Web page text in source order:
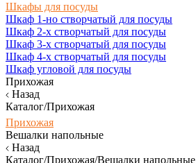
Шкафы для посуды
Шкаф 1-но створчатый для посуды
Шкаф 2-х створчатый для посуды
Шкаф 3-х створчатый для посуды
Шкаф 4-х створчатый для посуды
Шкаф угловой для посуды
Прихожая
Назад
Каталог/Прихожая
Прихожая
Вешалки напольные
Назад
Каталог/Прихожая/Вешалки напольные